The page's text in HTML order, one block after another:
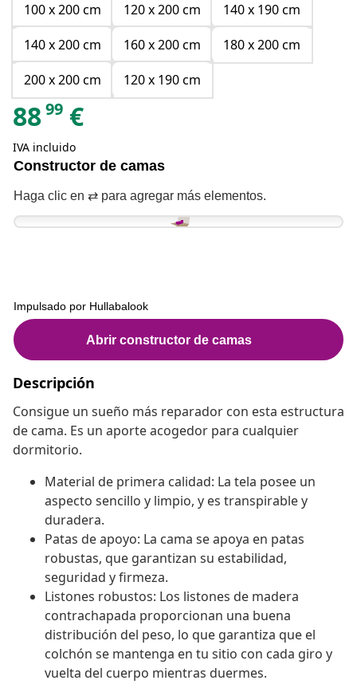
100 x 200 cm
120 x 200 cm
140 x 190 cm
140 x 200 cm
160 x 200 cm
180 x 200 cm
200 x 200 cm
120 x 190 cm
8899 €
IVA incluido
Descripción
Consigue un sueño más reparador con esta estructura
de cama. Es un aporte acogedor para cualquier
dormitorio.
Material de primera calidad: La tela posee un
aspecto sencillo y limpio, y es transpirable y
duradera.
Patas de apoyo: La cama se apoya en patas
robustas, que garantizan su estabilidad,
seguridad y firmeza.
Listones robustos: Los listones de madera
contrachapada proporcionan una buena
distribución del peso, lo que garantiza que el
colchón se mantenga en tu sitio con cada giro y
vuelta del cuerpo mientras duermes.